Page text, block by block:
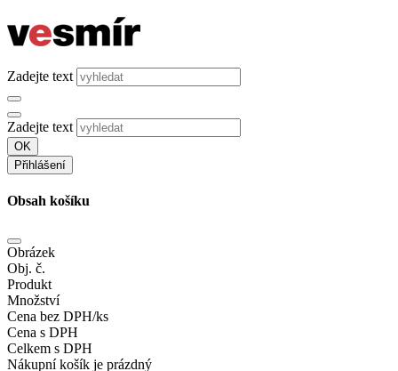
Zadejte text
Zadejte text
OK
Přihlášení
Obsah košíku
Obrázek
Obj. č.
Produkt
Množství
Cena bez DPH/ks
Cena s DPH
Celkem s DPH
Nákupní košík je prázdný